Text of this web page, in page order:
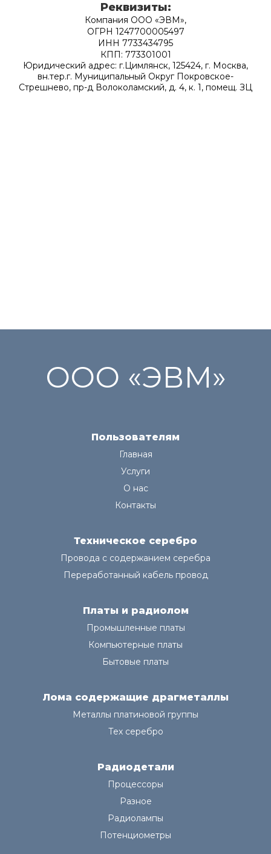
Реквизиты:
Компания ООО «ЭВМ»,
ОГРН 1247700005497
ИНН 7733434795
КПП: 773301001
Юридический адрес: г.Цимлянск, 125424, г. Москва,
вн.тер.г. Муниципальный Округ Покровское-
Стрешнево, пр-д Волоколамский, д. 4, к. 1, помещ. ЗЦ
ООО «ЭВМ»
Пользователям
Главная
Услуги
О нас
Контакты
Техническое серебро
Провода с содержанием серебра
Переработанный кабель провод
Платы и радиолом
Промышленные платы
Компьютерные платы
Бытовые платы
Лома содержащие драгметаллы
Металлы платиновой группы
Тех серебро
Радиодетали
Процессоры
Разное
Радиолампы
Потенциометры